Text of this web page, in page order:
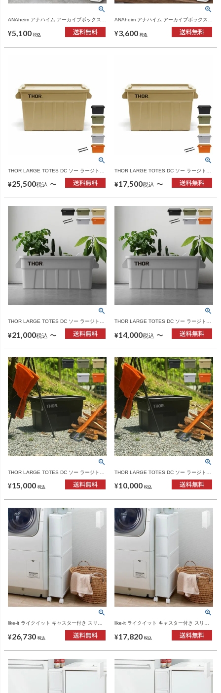
ANAheim アナハイム アーカイブボックス 3
セット(6個入り) | インテリア雑貨・収納
¥5,100 税込
ANAheim アナハイム アーカイブボックス 2
セット(4個入り) | インテリア雑貨・収納
¥3,600 税込
THOR LARGE TOTES DC ソー ラージトー
ックス
¥25,500税込 〜
THOR LARGE TOTES DC ソー ラージトー
ックス
¥17,500税込 〜
THOR LARGE TOTES DC ソー ラージトー
ト 53L 3個セット | インテリア雑貨・収納ボ
ックス
¥21,000税込 〜
THOR LARGE TOTES DC ソー ラージトー
ト 53L 2個セット | インテリア雑貨・収納ボ
ックス
¥14,000税込 〜
THOR LARGE TOTES DC ソー ラージトー
ックス
¥15,000 税込
THOR LARGE TOTES DC ソー ラージトー
ックス
¥10,000 税込
like-it ライクイット キャスター付き スリム
ストレージ ミディストッカー MS-4 3個セッ
ト | インテリア雑貨
¥26,730 税込
like-it ライクイット キャスター付き スリム
ストレージ ミディストッカー MS-4 2個セッ
ト | インテリア雑貨
¥17,820 税込